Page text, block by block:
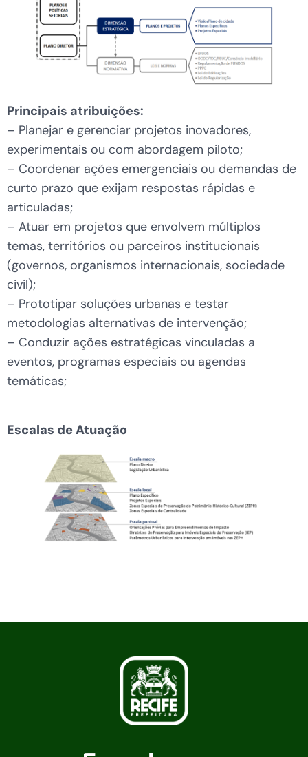
Principais atribuições:
– Planejar e gerenciar projetos inovadores,
experimentais ou com abordagem piloto;
– Coordenar ações emergenciais ou demandas de
curto prazo que exijam respostas rápidas e
articuladas;
– Atuar em projetos que envolvem múltiplos
temas, territórios ou parceiros institucionais
(governos, organismos internacionais, sociedade
civil);
– Prototipar soluções urbanas e testar
metodologias alternativas de intervenção;
– Conduzir ações estratégicas vinculadas a
eventos, programas especiais ou agendas
temáticas;
Escalas de Atuação